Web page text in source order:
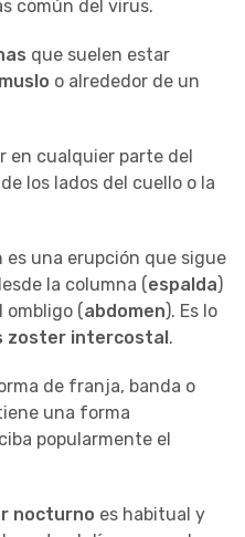
común del virus.
que suelen estar
muslo o alrededor de un
en cualquier parte del
los lados del cuello o la
una erupción que sigue
la columna (espalda)
ombligo (abdomen). Es lo
zoster intercostal.
de franja, banda o
una forma
popularmente el
nocturno es habitual y